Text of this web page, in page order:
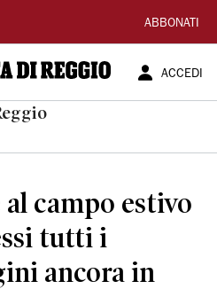
ABBONATI
ACCEDI
campo estivo
tutti i
ancora in